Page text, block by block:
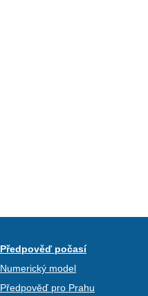
Předpověď počasí
Numerický model
Předpověď pro Prahu